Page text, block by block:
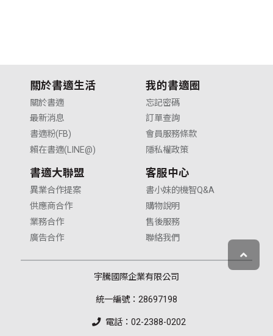
關於書適生活
關於書適
最新消息
書適粉(FB)
賴在書適(LINE@)
我的書適圈
忘記密碼
訂單查詢
會員服務條款
隱私權政策
書適大聯盟
異業合作提案
供應商合作
業務合作
廣告合作
客服中心
書小妹的機智Q&A
購物說明
售後服務
聯絡我們
宇騰國際企業有限公司
統一編號：28697198
電話：02-2388-0202